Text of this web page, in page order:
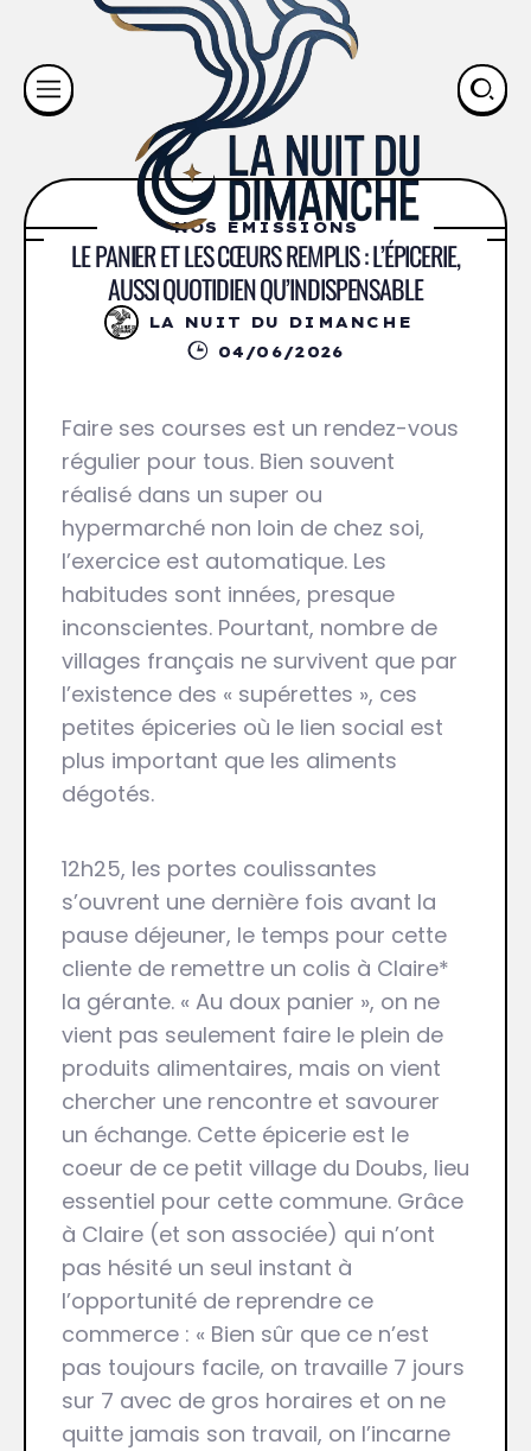
NOS ÉMISSIONS
LE PANIER ET LES CŒURS REMPLIS : L’ÉPICERIE,
AUSSI QUOTIDIEN QU’INDISPENSABLE
LA NUIT DU DIMANCHE
04/06/2026
Faire ses courses est un rendez-vous
régulier pour tous. Bien souvent
réalisé dans un super ou
hypermarché non loin de chez soi,
l’exercice est automatique. Les
habitudes sont innées, presque
inconscientes. Pourtant, nombre de
villages français ne survivent que par
l’existence des « supérettes », ces
petites épiceries où le lien social est
plus important que les aliments
dégotés.
12h25, les portes coulissantes
s’ouvrent une dernière fois avant la
pause déjeuner, le temps pour cette
cliente de remettre un colis à Claire*
la gérante. « Au doux panier », on ne
vient pas seulement faire le plein de
produits alimentaires, mais on vient
chercher une rencontre et savourer
un échange. Cette épicerie est le
coeur de ce petit village du Doubs, lieu
essentiel pour cette commune. Grâce
à Claire (et son associée) qui n’ont
pas hésité un seul instant à
l’opportunité de reprendre ce
commerce : « Bien sûr que ce n’est
pas toujours facile, on travaille 7 jours
sur 7 avec de gros horaires et on ne
quitte jamais son travail, on l’incarne